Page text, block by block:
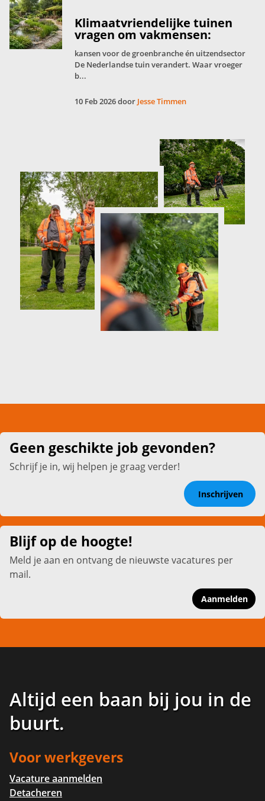
Klimaatvriendelijke tuinen
vragen om vakmensen:
kansen voor de groenbranche én uitzendsector
De Nederlandse tuin verandert. Waar vroeger
b...
10 Feb 2026 door Jesse Timmen
Geen geschikte job gevonden?
Schrijf je in, wij helpen je graag verder!
Inschrijven
Blijf op de hoogte!
Meld je aan en ontvang de nieuwste vacatures per
mail.
Aanmelden
Altijd een baan bij jou in de
buurt.
Voor werkgevers
Vacature aanmelden
Detacheren